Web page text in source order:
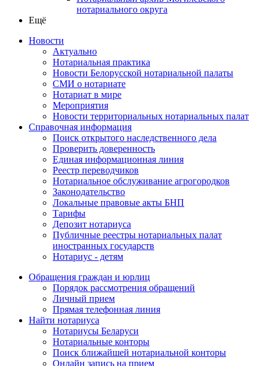
нотариального округа
Ещё
Новости
Актуально
Нотариальная практика
Новости Белорусской нотариальной палаты
СМИ о нотариате
Нотариат в мире
Мероприятия
Новости территориальных нотариальных палат
Справочная информация
Поиск открытого наследственного дела
Проверить доверенность
Единая информационная линия
Реестр переводчиков
Нотариальное обслуживание агрогородков
Законодательство
Локальные правовые акты БНП
Тарифы
Депозит нотариуса
Публичные реестры нотариальных палат
иностранных государств
Нотариус - детям
Обращения граждан и юрлиц
Порядок рассмотрения обращений
Личный прием
Прямая телефонная линия
Найти нотариуса
Нотариусы Беларуси
Нотариальные конторы
Поиск ближайшей нотариальной конторы
Онлайн запись на прием